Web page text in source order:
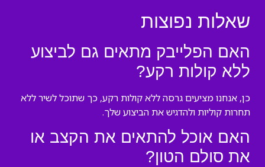
שאלות נפוצות
האם הפלייבק מתאים גם לביצוע
ללא קולות רקע?
כן, אנחנו מציעים גרסה ללא קולות רקע, כך שתוכל לשיר ללא
תחרות קוליות ולהדגיש את הביצוע שלך.
האם אוכל להתאים את הקצב או
את סולם הטון?